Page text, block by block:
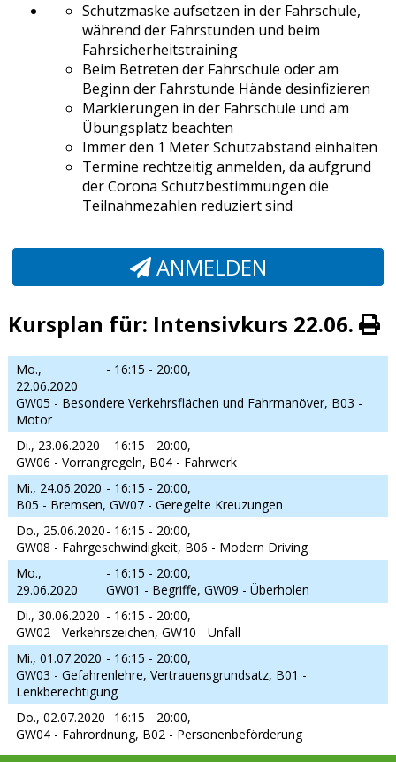
Schutzmaske aufsetzen in der Fahrschule,
während der Fahrstunden und beim
Fahrsicherheitstraining
Beim Betreten der Fahrschule oder am
Beginn der Fahrstunde Hände desinfizieren
Markierungen in der Fahrschule und am
Übungsplatz beachten
Immer den 1 Meter Schutzabstand einhalten
Termine rechtzeitig anmelden, da aufgrund
der Corona Schutzbestimmungen die
Teilnahmezahlen reduziert sind
ANMELDEN
Kursplan für: Intensivkurs 22.06.
Mo.,
22.06.2020
- 16:15 - 20:00,
GW05 - Besondere Verkehrsflächen und Fahrmanöver, B03 -
Motor
Di., 23.06.2020 - 16:15 - 20:00,
GW06 - Vorrangregeln, B04 - Fahrwerk
Mi., 24.06.2020 - 16:15 - 20:00,
B05 - Bremsen, GW07 - Geregelte Kreuzungen
Do., 25.06.2020- 16:15 - 20:00,
GW08 - Fahrgeschwindigkeit, B06 - Modern Driving
Mo.,
29.06.2020
- 16:15 - 20:00,
GW01 - Begriffe, GW09 - Überholen
Di., 30.06.2020 - 16:15 - 20:00,
GW02 - Verkehrszeichen, GW10 - Unfall
Mi., 01.07.2020 - 16:15 - 20:00,
GW03 - Gefahrenlehre, Vertrauensgrundsatz, B01 -
Lenkberechtigung
Do., 02.07.2020- 16:15 - 20:00,
GW04 - Fahrordnung, B02 - Personenbeförderung